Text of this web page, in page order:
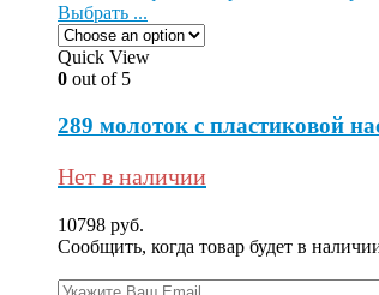
Выбрать ...
Quick View
0 out of 5
289 молоток с пластиковой
Нет в наличии
10798 руб.
Сообщить, когда товар будет в